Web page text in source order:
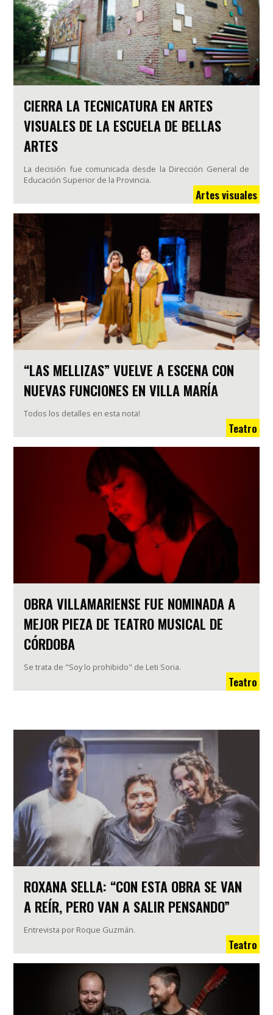
CIERRA LA TECNICATURA EN ARTES
VISUALES DE LA ESCUELA DE BELLAS
ARTES
La decisión fue comunicada desde la Dirección General de
Educación Superior de la Provincia.
Artes visuales
“LAS MELLIZAS” VUELVE A ESCENA CON
NUEVAS FUNCIONES EN VILLA MARÍA
Todos los detalles en esta nota!
Teatro
OBRA VILLAMARIENSE FUE NOMINADA A
MEJOR PIEZA DE TEATRO MUSICAL DE
CÓRDOBA
Se trata de "Soy lo prohibido" de Leti Soria.
Teatro
ROXANA SELLA: “CON ESTA OBRA SE VAN
A REÍR, PERO VAN A SALIR PENSANDO”
Entrevista por Roque Guzmán.
Teatro